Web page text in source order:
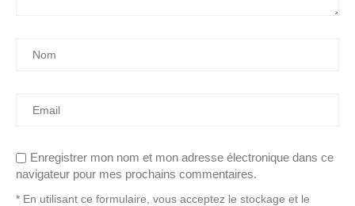
Enregistrer mon nom et mon adresse électronique dans ce
navigateur pour mes prochains commentaires.
* En utilisant ce formulaire, vous acceptez le stockage et le